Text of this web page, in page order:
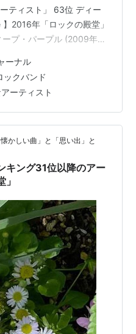
ティスト」 63位 ディー
2016年「ロックの殿堂」
ープ・パープル (2009年
の一覧】私版のまとめ -
「手離し服」で幸せを感
位 TOTO ロックの殿堂
ー賞なら、コチラです
」ロザーナ(…
ーナル
ックバンド
ーティスト
かしい曲」と「思い出」と
キング31位以降のアー